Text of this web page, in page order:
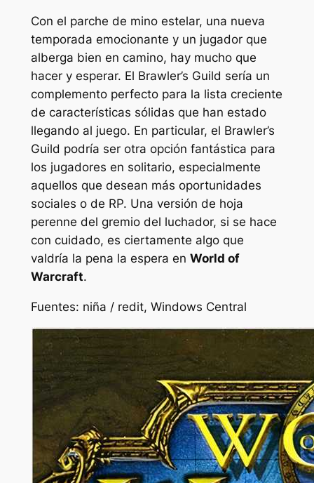
Con el parche de mino estelar, una nueva
temporada emocionante y un jugador que
alberga bien en camino, hay mucho que
hacer y esperar. El Brawler’s Guild sería un
complemento perfecto para la lista creciente
de características sólidas que han estado
llegando al juego. En particular, el Brawler’s
Guild podría ser otra opción fantástica para
los jugadores en solitario, especialmente
aquellos que desean más oportunidades
sociales o de RP. Una versión de hoja
perenne del gremio del luchador, si se hace
con cuidado, es ciertamente algo que
valdría la pena la espera en World of
Warcraft.
Fuentes: niña / redit, Windows Central